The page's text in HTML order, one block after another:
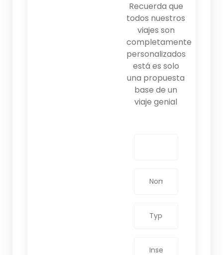
Recuerda que
todos nuestros
viajes son
completamente
personalizados
está es solo
una propuesta
base de un
viaje genial